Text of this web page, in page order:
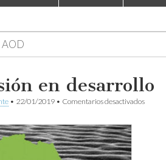
AOD
en desarrollo
• 22/01/2019 • Comentarios desactivadosen